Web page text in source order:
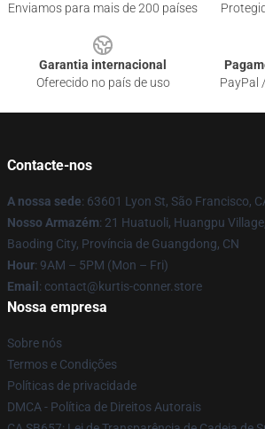
Enviamos para mais de 200 países
Garantia internacional
Oferecido no país de uso
PayPal
Contacte-nos
A nossa sede: 63601 Lyon St, São Francisco,
Nosso Armazém: 21 Huatuoli, Huangpu
Baoding City, Província de Guangdong, CN
Hour: 9AM – 5PM (Mon – Fri)
Email : contact@kurtis-conner.store
Nossa empresa
Sobre nós
Termos e Condições
Políticas de privacidade
DMCA - Política de Direitos Autorais